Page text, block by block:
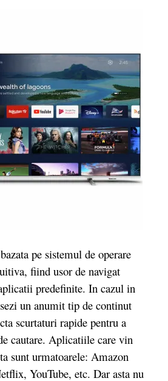
pe sistemul de operare
fiind usor de navigat
predefinite. In cazul in
un anumit tip de continut
scurtaturi rapide pentru a
cautare. Aplicatiile care vin
sunt urmatoarele: Amazon
YouTube, etc. Dar asta nu